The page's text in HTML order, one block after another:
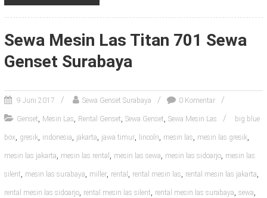
Sewa Mesin Las Titan 701 Sewa
Genset Surabaya
9 Juni 2017 Sewa Genset Surabaya 0 Komentar
Genset, Mesin Las, Rental Genset, Sewa Genset, Sewa Mesin Las big blue
box, gresik, indonesia, jakarta, jawa timur, lincoln, mesin las, mesin las gresik,
mesin las jakarta, mesin las rental , mesin las sewa, mesin las sidoarjo, mesin las
silent, mesin las surabaya, miller, rental , rental mesin las, rental mesin las jakarta,
rental mesin las sidoarjo, rental mesin las silent, rental mesin las surabaya, sewa,